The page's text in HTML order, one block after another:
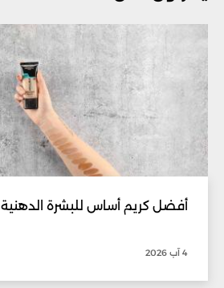
أفضل كريم أساس للبشرة الدهنية
4 آب 2026